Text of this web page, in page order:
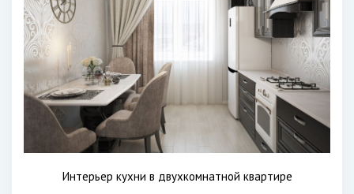
Интерьер кухни в двухкомнатной квартире